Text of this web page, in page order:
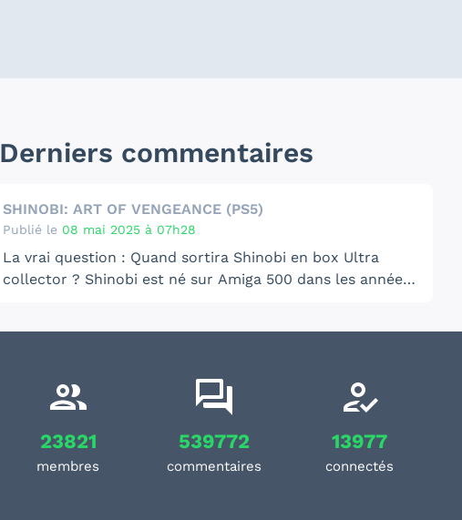
Derniers commentaires
SHINOBI: ART OF VENGEANCE (PS5)
Publié le 08 mai 2025 à 07h28
La vrai question : Quand sortira Shinobi en box Ultra
collector ? Shinobi est né sur Amiga 500 dans les années
23821
membres
539772
commentaires
13977
connectés